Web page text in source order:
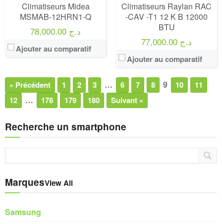
Climatiseurs Midea
MSMAB-12HRN1-Q
78,000.00 د.ج
Ajouter au comparatif
Climatiseurs Raylan RAC
-CAV -T1 12 K B 12000
BTU
77,000.00 د.ج
Ajouter au comparatif
« Précédent 1 2 3 … 6 7 8 9 10
11
12
… 178 179 180 Suivant »
Recherche un smartphone
MarquesView All
Samsung